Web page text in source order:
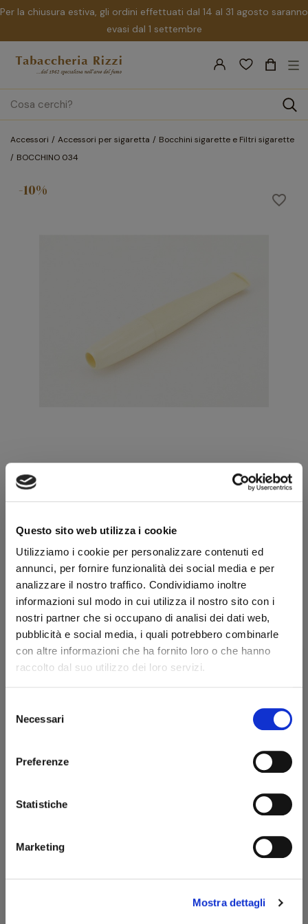
Questo sito web utilizza i cookie
Utilizziamo i cookie per personalizzare contenuti ed
annunci, per fornire funzionalità dei social media e per
analizzare il nostro traffico. Condividiamo inoltre
informazioni sul modo in cui utilizza il nostro sito con i
nostri partner che si occupano di analisi dei dati web,
pubblicità e social media, i quali potrebbero combinarle
con altre informazioni che ha fornito loro o che hanno
raccolto dal suo utilizzo dei loro servizi.
delNecessari
Preferenze
Statistiche
Marketing
Mostra dettagli
Per la chiusura estiva, gli ordini effettuati dal 14 al 31 agosto saranno
evasi dal 1 settembre
search
☰
Accessori Accessori per sigaretta
Bocchini sigarette e Filtri sigarette
BOCCHINO 034
favorite_border
-10%
BOCCHINO 034
Marca:
Bocchino per sigaretta. Filtro interno incluso.
80,00 € 72,00 € IVA inclusa
59,02 € IVA esclusa
Quantità
Scheda tecnica
Diametro (mm)
-10%